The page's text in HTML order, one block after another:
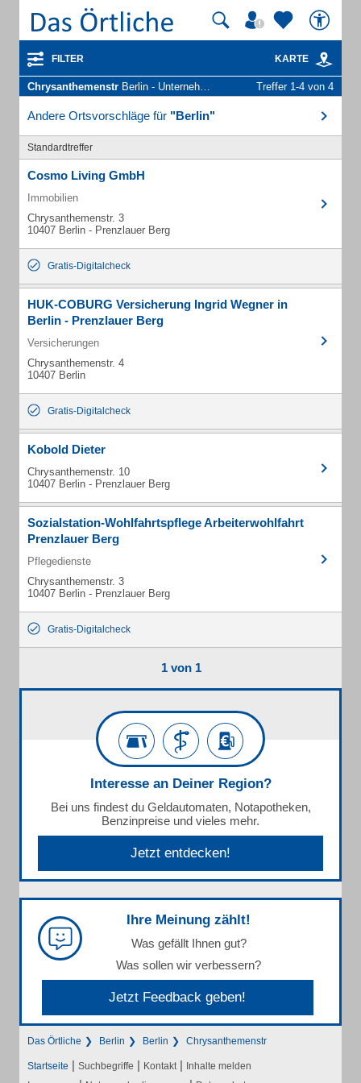
FILTER KARTE
Chrysanthemenstr Berlin - Unternehmen und Personen Treffer 1-4 von 4
Andere Ortsvorschläge für "Berlin"
Standardtreffer
Cosmo Living GmbH
Immobilien
Chrysanthemenstr. 3
10407 Berlin - Prenzlauer Berg
Gratis-Digitalcheck
HUK-COBURG Versicherung Ingrid Wegner in
Berlin - Prenzlauer Berg
Versicherungen
Chrysanthemenstr. 4
10407 Berlin
Gratis-Digitalcheck
Kobold Dieter
Chrysanthemenstr. 10
10407 Berlin - Prenzlauer Berg
Sozialstation-Wohlfahrtspflege Arbeiterwohlfahrt
Prenzlauer Berg
Pflegedienste
Chrysanthemenstr. 3
10407 Berlin - Prenzlauer Berg
Gratis-Digitalcheck
1 von 1
Interesse an Deiner Region?
Bei uns findest du Geldautomaten, Notapotheken,
Benzinpreise und vieles mehr.
Jetzt entdecken!
Ihre Meinung zählt!
Was gefällt Ihnen gut?
Was sollen wir verbessern?
Jetzt Feedback geben!
Das Örtliche Berlin Berlin Chrysanthemenstr
Startseite | Suchbegriffe | Kontakt | Inhalte melden